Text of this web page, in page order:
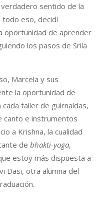
sentido de la
todo eso, decidí
oportunidad de aprender
los pasos de Srila
Marcela y sus
la oportunidad de
cada taller de guirnaldas,
canto e instrumentos
a Krishna, la cualidad
de bhakti-yoga,
estoy más dispuesta a
Dasi, otra alumna del